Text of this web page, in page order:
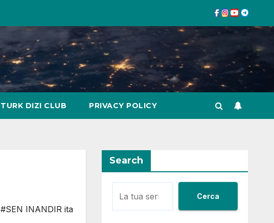
TURK DIZI CLUB PRIVACY POLICY
#SEN INANDIR ita
Search
Cerca